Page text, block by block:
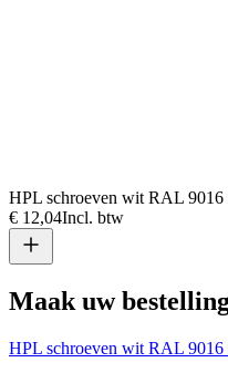
HPL schroeven wit RAL 9016
€ 12,04Incl. btw
Maak uw
HPL schroeven wit RAL 9016